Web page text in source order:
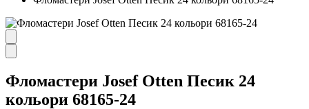
Фломастери Josef Otten Песик 24
кольори 68165-24